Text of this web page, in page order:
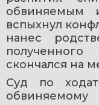
обвиняемым
вспыхнул
нанес
скончался на
Суд по